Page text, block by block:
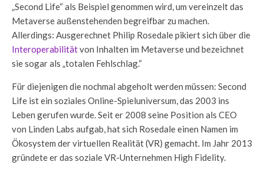
„Second Life“ als Beispiel genommen wird, um vereinzelt das
Metaverse außenstehenden begreifbar zu machen.
Allerdings: Ausgerechnet Philip Rosedale pikiert sich über die
Interoperabilitätvon Inhalten im Metaverse und bezeichnet
sie sogar als „totalen Fehlschlag.“
Für diejenigen die nochmal abgeholt werden müssen: Second
Life ist ein soziales Online-Spieluniversum, das 2003 ins
Leben gerufen wurde. Seit er 2008 seine Position als CEO
von Linden Labs aufgab, hat sich Rosedale einen Namen im
Ökosystem der virtuellen Realität (VR) gemacht. Im Jahr 2013
gründete er das soziale VR-Unternehmen High Fidelity.